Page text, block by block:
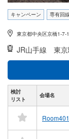
キャンペーン 専有回線
東京都中央区京橋1-
JR山手線 東
検討
リスト
会場名